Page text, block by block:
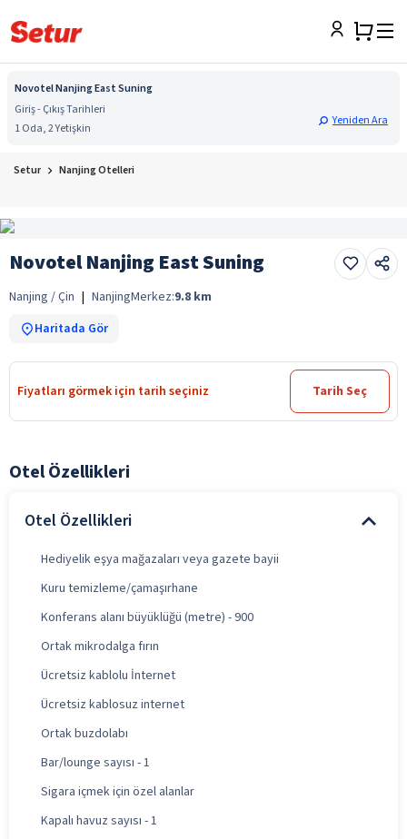
Novotel Nanjing East Suning
Giriş - Çıkış Tarihleri
1 Oda, 2 Yetişkin
Yeniden Ara
Setur Nanjing Otelleri
Novotel Nanjing East Suning
Nanjing / Çin | NanjingMerkez:9.8 km
Haritada Gör
Fiyatları görmek için tarih seçiniz Tarih Seç
Otel Özellikleri
Otel Özellikleri
Hediyelik eşya mağazaları veya gazete bayii
Kuru temizleme/çamaşırhane
Konferans alanı büyüklüğü (metre) - 900
Ortak mikrodalga fırın
Ücretsiz kablolu İnternet
Ücretsiz kablosuz internet
Ortak buzdolabı
Bar/lounge sayısı - 1
Sigara içmek için özel alanlar
Kapalı havuz sayısı - 1